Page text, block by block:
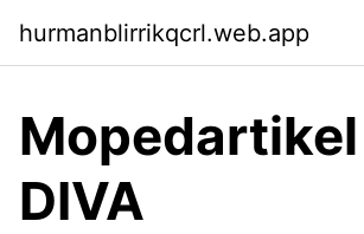
hurmanblirrikqcrl.web.app
DIVA